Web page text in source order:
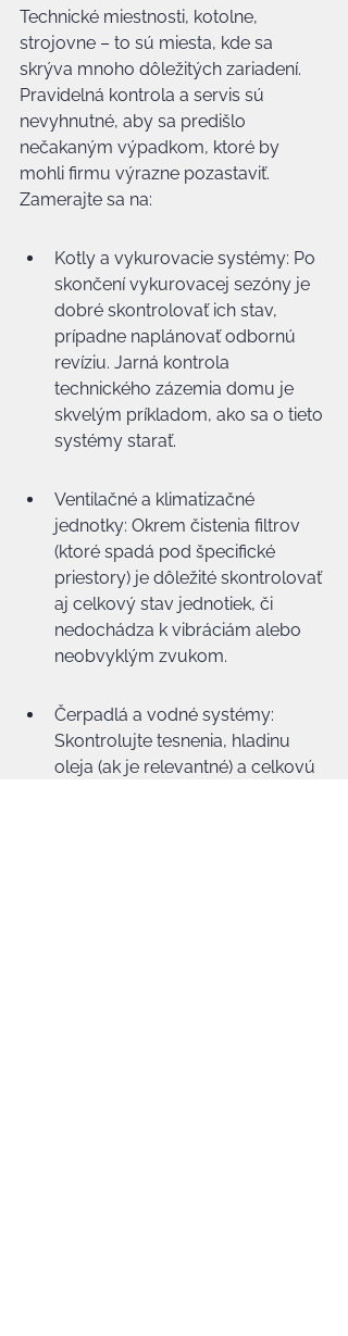
Technické miestnosti, kotolne,
strojovne – to sú miesta, kde sa
skrýva mnoho dôležitých zariadení.
Pravidelná kontrola a servis sú
nevyhnutné, aby sa predišlo
nečakaným výpadkom, ktoré by
mohli firmu výrazne pozastaviť.
Zamerajte sa na:
Kotly a vykurovacie systémy: Po
skončení vykurovacej sezóny je
dobré skontrolovať ich stav,
prípadne naplánovať odbornú
revíziu. Jarná kontrola
technického zázemia domu je
skvelým príkladom, ako sa o tieto
systémy starať.
Ventilačné a klimatizačné
jednotky: Okrem čistenia filtrov
(ktoré spadá pod špecifické
priestory) je dôležité skontrolovať
aj celkový stav jednotiek, či
nedochádza k vibráciám alebo
neobvyklým zvukom.
Čerpadlá a vodné systémy:
Skontrolujte tesnenia, hladinu
oleja (ak je relevantné) a celkovú